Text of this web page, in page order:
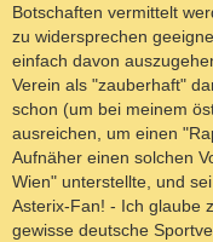
Botschaften vermittelt
zu widersprechen
einfach davon
Verein als "zauberhaft"
schon (um bei meinem
ausreichen, um einen
Aufnäher einen solchen
Wien" unterstellte, und
Asterix-Fan! - Ich glaube
gewisse deutsche